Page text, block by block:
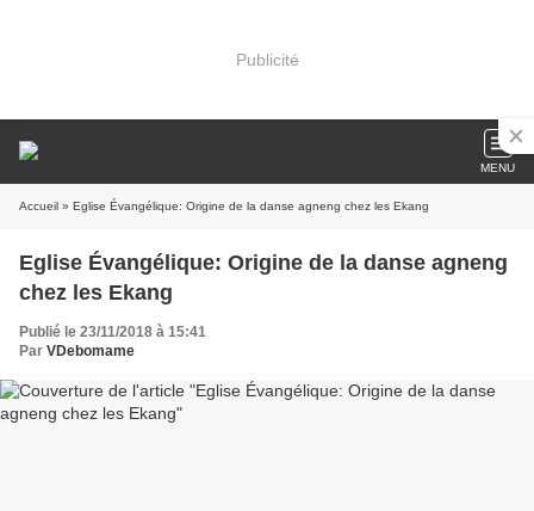
Publicité
MENU
Accueil » Eglise Évangélique: Origine de la danse agneng chez les Ekang
Eglise Évangélique: Origine de la danse agneng
chez les Ekang
Publié le 23/11/2018 à 15:41
Par VDebomame